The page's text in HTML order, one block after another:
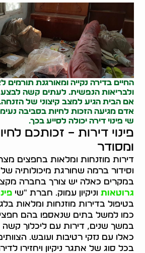
החיים בדירה נקייה ומאורגנת תורמים
ולבריאות הנפשית. לעתים קשה
אם הבית הגיע למצב קיצוני של
אדם מגיעה הזכות לחיות בסביבה
שי פינוי דירה יכולה לסייע בכך.
פינוי דירות – זכותכם
ומסודר
דירות מוזנחות ומלאות בחפצים
וסידור ברמה שחורגת מיכולותיה
במקרים כאלה יש צורך בחברה
גרוטאות וניקיון עמוק. חברת "שי
בטיפול בדירות מוזנחות ומלאות
כמו למשל בתים שנאספו בהם
במשך שנים, דירות עם ליכלוך קשה
כאלו עם נזקי רטיבות ועובש.
בכל סוג של אתגר ניקיון ויחזירו